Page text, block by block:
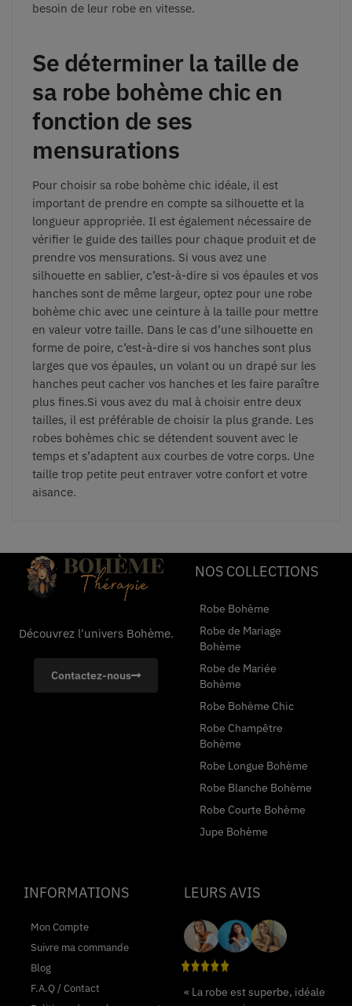
besoin de leur robe en vitesse.
Se déterminer la taille de
sa robe bohème chic en
fonction de ses
mensurations
Pour choisir sa robe bohème chic idéale, il est
important de prendre en compte sa silhouette et la
longueur appropriée. Il est également nécessaire de
vérifier le guide des tailles pour chaque produit et de
prendre vos mensurations. Si vous avez une
silhouette en sablier, c’est-à-dire si vos épaules et vos
hanches sont de même largeur, optez pour une robe
bohème chic avec une ceinture à la taille pour mettre
en valeur votre taille. Dans le cas d’une silhouette en
forme de poire, c’est-à-dire si vos hanches sont plus
larges que vos épaules, un volant ou un drapé sur les
hanches peut cacher vos hanches et les faire paraître
plus fines.Si vous avez du mal à choisir entre deux
tailles, il est préférable de choisir la plus grande. Les
robes bohèmes chic se détendent souvent avec le
temps et s’adaptent aux courbes de votre corps. Une
taille trop petite peut entraver votre confort et votre
aisance.
Découvrez l'univers Bohème.
Contactez-nous
NOS COLLECTIONS
Robe Bohème
Robe de Mariage
Bohème
Robe de Mariée
Bohème
Robe Bohème Chic
Robe Champêtre
Bohème
Robe Longue Bohème
Robe Blanche Bohème
Robe Courte Bohème
Jupe Bohème
INFORMATIONS
Mon Compte
Suivre ma commande
Blog
F.A.Q / Contact
LEURS AVIS
« La robe est superbe, idéale